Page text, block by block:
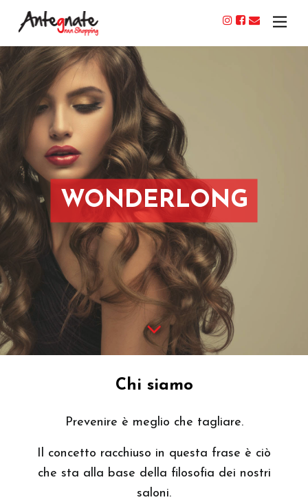
WONDERLONG
Chi siamo
Prevenire è meglio che tagliare.
Il concetto racchiuso in questa frase è ciò
che sta alla base della filosofia dei nostri
saloni.